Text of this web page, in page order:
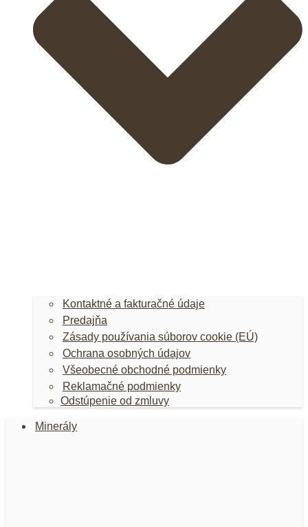
Kontaktné a fakturačné údaje
Predajňa
Zásady používania súborov cookie (EÚ)
Ochrana osobných údajov
Všeobecné obchodné podmienky
Reklamačné podmienky
Odstúpenie od zmluvy
Minerály